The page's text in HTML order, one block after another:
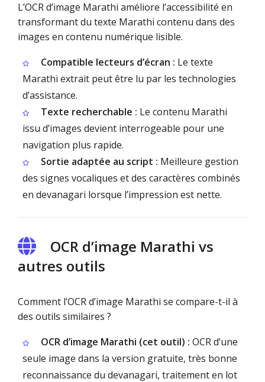
L’OCR d’image Marathi améliore l’accessibilité en
transformant du texte Marathi contenu dans des
images en contenu numérique lisible.
Compatible lecteurs d’écran : Le texte
Marathi extrait peut être lu par les technologies
d’assistance.
Texte recherchable : Le contenu Marathi
issu d’images devient interrogeable pour une
navigation plus rapide.
Sortie adaptée au script : Meilleure gestion
des signes vocaliques et des caractères combinés
en devanagari lorsque l’impression est nette.
OCR d’image Marathi vs
autres outils
Comment l’OCR d’image Marathi se compare-t-il à
des outils similaires ?
OCR d’image Marathi (cet outil) : OCR d’une
seule image dans la version gratuite, très bonne
reconnaissance du devanagari, traitement en lot